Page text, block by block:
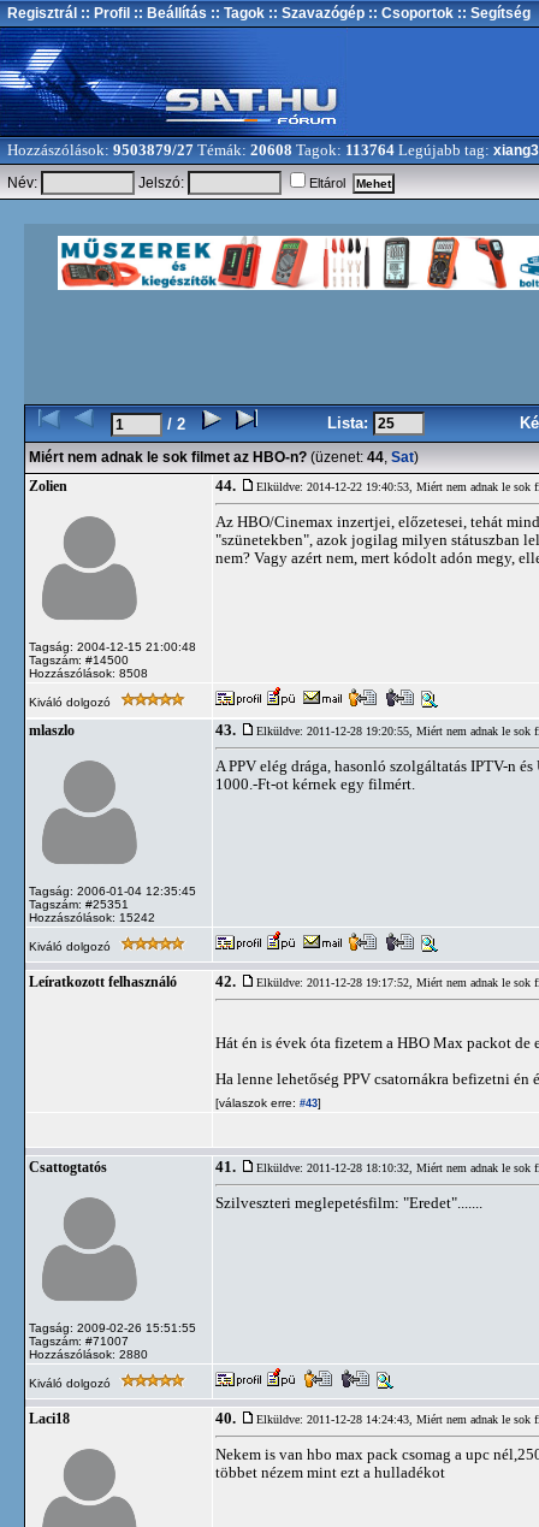
Regisztrál :: Profil :: Beállítás :: Tagok :: Szavazógép :: Csoportok :: Segítség
Hozzászólások: 9503879/27 Témák: 20608 Tagok: 113764 Legújabb tag:
Név:
Jelszó: Eltárol
/ 2 Lista:
Miért nem adnak le sok filmet az HBO-n? (üzenet: 44, Sat)
Zolien
Tagság: 2004-12-15 21:00:48
Tagszám: #14500
Hozzászólások: 8508
44. Elküldve: 2014-12-22 19:40:53, Miért nem adnak le sok
Az HBO/Cinemax inzertjei, előzetesei, tehát
"szünetekben", azok jogilag milyen státuszban
nem? Vagy azért nem, mert kódolt adón megy,
Kiváló dolgozó
mlaszlo
Tagság: 2006-01-04 12:35:45
Tagszám: #25351
Hozzászólások: 15242
43. Elküldve: 2011-12-28 19:20:55, Miért nem adnak le sok
A PPV elég drága, hasonló szolgáltatás IPTV-n
1000.-Ft-ot kérnek egy filmért.
Kiváló dolgozó
Leíratkozott felhasználó 42. Elküldve: 2011-12-28 19:17:52, Miért nem adnak le sok
Hát én is évek óta fizetem a HBO Max packot de
Ha lenne lehetőség PPV csatornákra befizetni én
[válaszok erre: #43]
Csattogtatós
Tagság: 2009-02-26 15:51:55
Tagszám: #71007
Hozzászólások: 2880
41. Elküldve: 2011-12-28 18:10:32, Miért nem adnak le sok
Szilveszteri meglepetésfilm: "Eredet".......
Kiváló dolgozó
Laci18 40. Elküldve: 2011-12-28 14:24:43, Miért nem adnak le sok
Nekem is van hbo max pack csomag a upc
többet nézem mint ezt a hulladékot